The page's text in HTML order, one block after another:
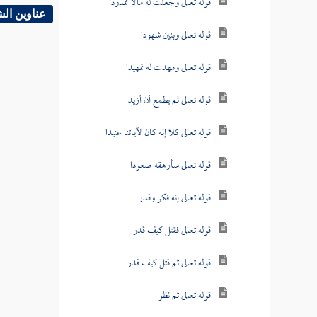
قوله تعالى وبنين شهودا
قوله تعالى ومهدت له تمهيدا
قوله تعالى ثم يطمع أن أزيد
قوله تعالى كلا إنه كان لآياتنا عنيدا
قوله تعالى سأرهقه صعودا
قوله تعالى إنه فكر وقدر
قوله تعالى فقتل كيف قدر
قوله تعالى ثم قتل كيف قدر
قوله تعالى ثم نظر
عناوين